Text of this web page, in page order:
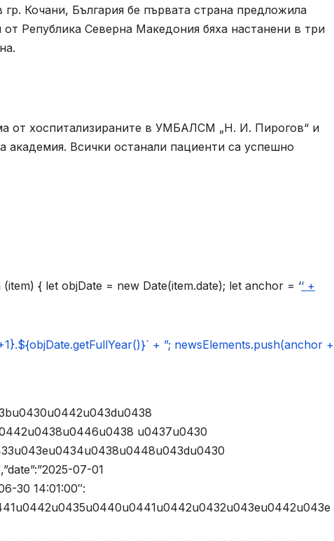
Кочани, България бе първата страна предложила
Република Северна Македония бяха настанени в три
от хоспитализираните в УМБАЛСМ „Н. И. Пирогов“ и
Всички останали пациенти са успешно
{ let objDate = new Date(item.date); let anchor = ‘‘ +
+ ”; newsElements.push(anchor +